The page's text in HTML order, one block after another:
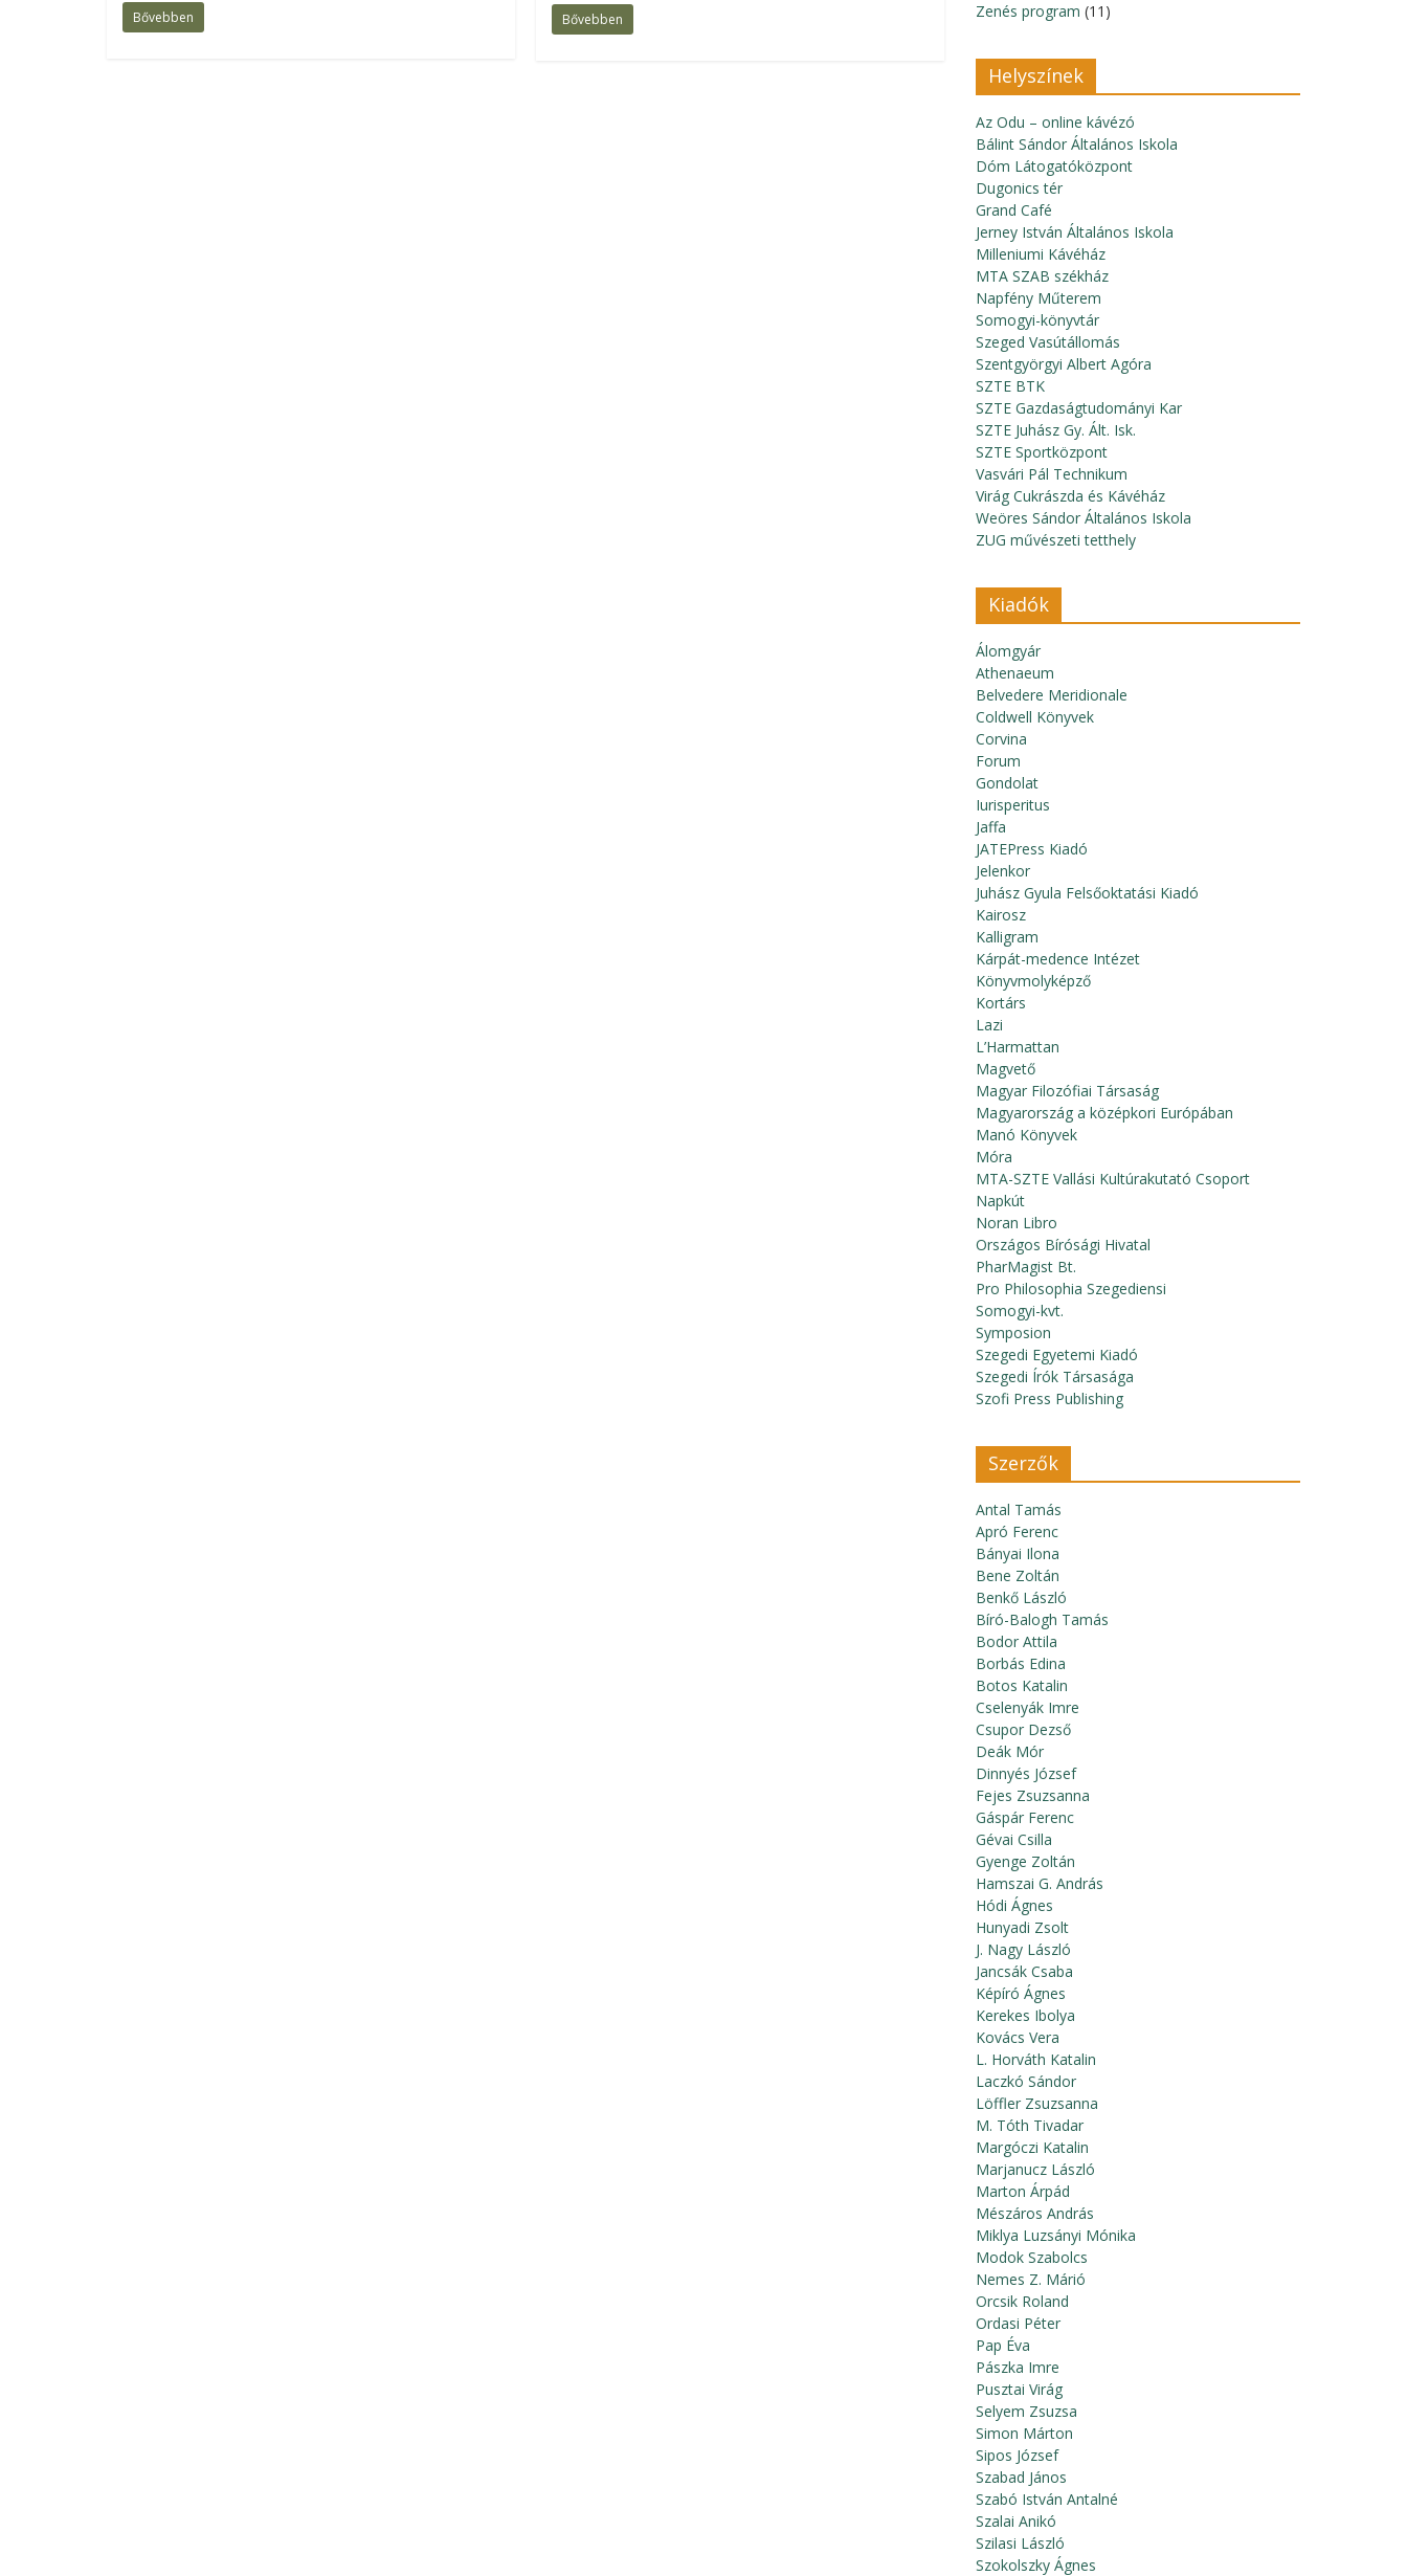
Bővebben Bővebben
Zenés program (11)
Helyszínek
Az Odu – online kávézó
Bálint Sándor Általános Iskola
Dóm Látogatóközpont
Dugonics tér
Grand Café
Jerney István Általános Iskola
Milleniumi Kávéház
MTA SZAB székház
Napfény Műterem
Somogyi-könyvtár
Szeged Vasútállomás
Szentgyörgyi Albert Agóra
SZTE BTK
SZTE Gazdaságtudományi Kar
SZTE Juhász Gy. Ált. Isk.
SZTE Sportközpont
Vasvári Pál Technikum
Virág Cukrászda és Kávéház
Weöres Sándor Általános Iskola
ZUG művészeti tetthely
Kiadók
Álomgyár
Athenaeum
Belvedere Meridionale
Coldwell Könyvek
Corvina
Forum
Gondolat
Iurisperitus
Jaffa
JATEPress Kiadó
Jelenkor
Juhász Gyula Felsőoktatási Kiadó
Kairosz
Kalligram
Kárpát-medence Intézet
Könyvmolyképző
Kortárs
Lazi
L’Harmattan
Magvető
Magyar Filozófiai Társaság
Magyarország a középkori Európában
Manó Könyvek
Móra
MTA-SZTE Vallási Kultúrakutató Csoport
Napkút
Noran Libro
Országos Bírósági Hivatal
PharMagist Bt.
Pro Philosophia Szegediensi
Somogyi-kvt.
Symposion
Szegedi Egyetemi Kiadó
Szegedi Írók Társasága
Szofi Press Publishing
Szerzők
Antal Tamás
Apró Ferenc
Bányai Ilona
Bene Zoltán
Benkő László
Bíró-Balogh Tamás
Bodor Attila
Borbás Edina
Botos Katalin
Cselenyák Imre
Csupor Dezső
Deák Mór
Dinnyés József
Fejes Zsuzsanna
Gáspár Ferenc
Gévai Csilla
Gyenge Zoltán
Hamszai G. András
Hódi Ágnes
Hunyadi Zsolt
J. Nagy László
Jancsák Csaba
Képíró Ágnes
Kerekes Ibolya
Kovács Vera
L. Horváth Katalin
Laczkó Sándor
Löffler Zsuzsanna
M. Tóth Tivadar
Margóczi Katalin
Marjanucz László
Marton Árpád
Mészáros András
Miklya Luzsányi Mónika
Modok Szabolcs
Nemes Z. Márió
Orcsik Roland
Ordasi Péter
Pap Éva
Pászka Imre
Pusztai Virág
Selyem Zsuzsa
Simon Márton
Sipos József
Szabad János
Szabó István Antalné
Szalai Anikó
Szilasi László
Szokolszky Ágnes